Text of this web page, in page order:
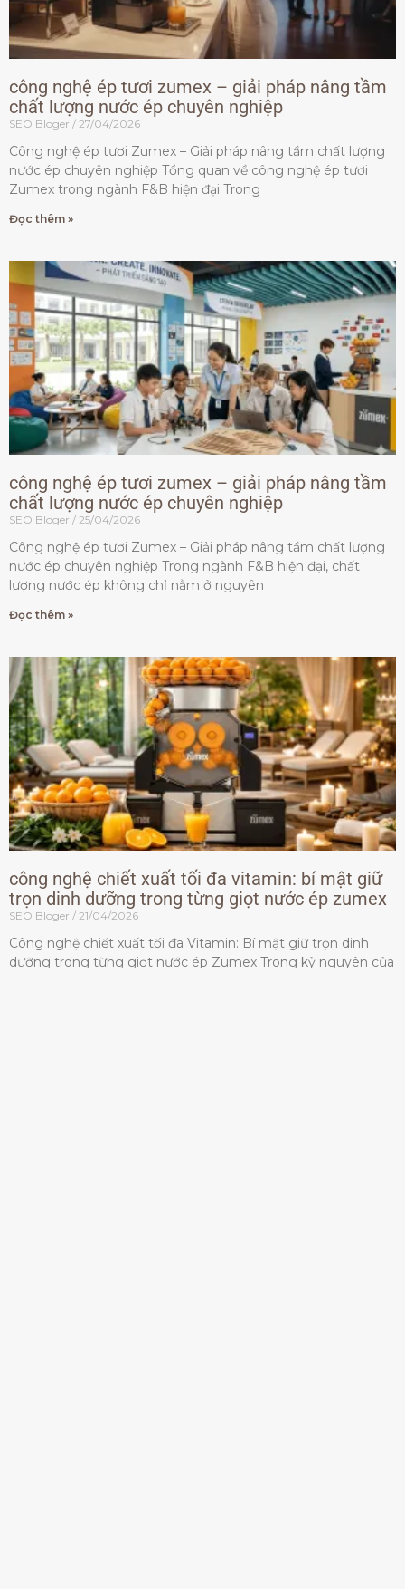
công nghệ ép tươi zumex – giải pháp nâng tầm
chất lượng nước ép chuyên nghiệp
SEO Bloger 27/04/2026
Công nghệ ép tươi Zumex – Giải pháp nâng tầm chất lượng
nước ép chuyên nghiệp Tổng quan về công nghệ ép tươi
Zumex trong ngành F&B hiện đại Trong
Đọc thêm »
công nghệ ép tươi zumex – giải pháp nâng tầm
chất lượng nước ép chuyên nghiệp
SEO Bloger 25/04/2026
Công nghệ ép tươi Zumex – Giải pháp nâng tầm chất lượng
nước ép chuyên nghiệp Trong ngành F&B hiện đại, chất
lượng nước ép không chỉ nằm ở nguyên
Đọc thêm »
công nghệ chiết xuất tối đa vitamin: bí mật giữ
trọn dinh dưỡng trong từng giọt nước ép zumex
SEO Bloger 21/04/2026
Công nghệ chiết xuất tối đa Vitamin: Bí mật giữ trọn dinh
dưỡng trong từng giọt nước ép Zumex Trong kỷ nguyên của